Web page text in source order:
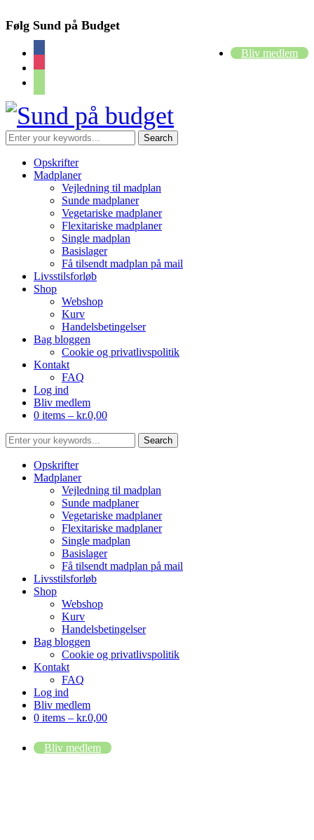
Følg Sund på Budget
Bliv medlem
Opskrifter
Madplaner
Vejledning til madplan
Sunde madplaner
Vegetariske madplaner
Flexitariske madplaner
Single madplan
Basislager
Få tilsendt madplan på mail
Livsstilsforløb
Shop
Webshop
Kurv
Handelsbetingelser
Bag bloggen
Cookie og privatlivspolitik
Kontakt
FAQ
Log ind
Bliv medlem
0 items – kr.0,00
Opskrifter
Madplaner
Vejledning til madplan
Sunde madplaner
Vegetariske madplaner
Flexitariske madplaner
Single madplan
Basislager
Få tilsendt madplan på mail
Livsstilsforløb
Shop
Webshop
Kurv
Handelsbetingelser
Bag bloggen
Cookie og privatlivspolitik
Kontakt
FAQ
Log ind
Bliv medlem
0 items – kr.0,00
Bliv medlem